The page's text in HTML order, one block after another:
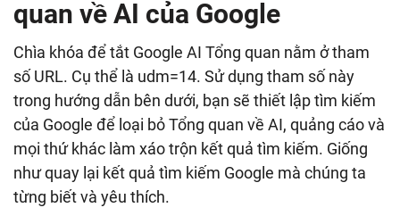
quan về AI của Google
Chìa khóa để tắt Google AI Tổng quan nằm ở tham
số URL. Cụ thể là udm=14. Sử dụng tham số này
trong hướng dẫn bên dưới, bạn sẽ thiết lập tìm kiếm
của Google để loại bỏ Tổng quan về AI, quảng cáo và
mọi thứ khác làm xáo trộn kết quả tìm kiếm. Giống
như quay lại kết quả tìm kiếm Google mà chúng ta
từng biết và yêu thích.